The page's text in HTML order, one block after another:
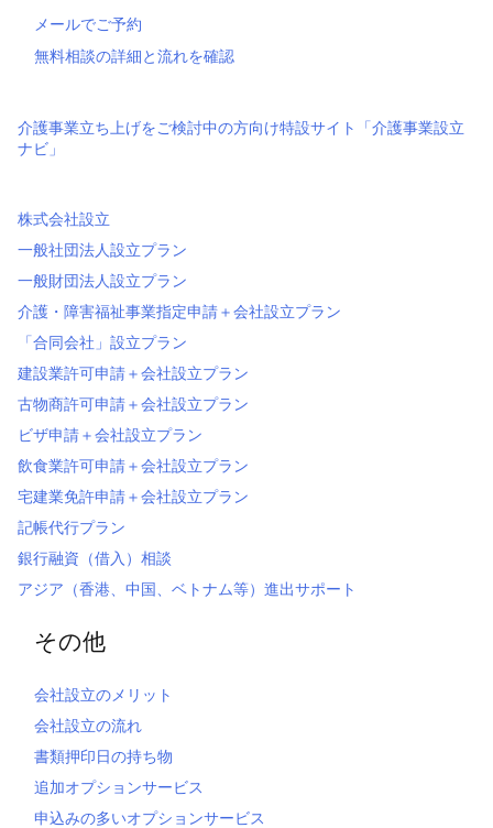
メールでご予約
無料相談の詳細と流れを確認
介護事業立ち上げをご検討中の方向け特設サイト「介護事業設立
ナビ」
株式会社設立
一般社団法人設立プラン
一般財団法人設立プラン
介護・障害福祉事業指定申請＋会社設立プラン
「合同会社」設立プラン
建設業許可申請＋会社設立プラン
古物商許可申請＋会社設立プラン
ビザ申請＋会社設立プラン
飲食業許可申請＋会社設立プラン
宅建業免許申請＋会社設立プラン
記帳代行プラン
銀行融資（借入）相談
アジア（香港、中国、ベトナム等）進出サポート
その他
会社設立のメリット
会社設立の流れ
書類押印日の持ち物
追加オプションサービス
申込みの多いオプションサービス